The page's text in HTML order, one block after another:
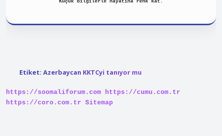
Etiket: Azerbaycan KKTCyi tanıyor mu
https://soomaliforum.com
https://cumu.com.tr
https://coro.com.tr Sitemap